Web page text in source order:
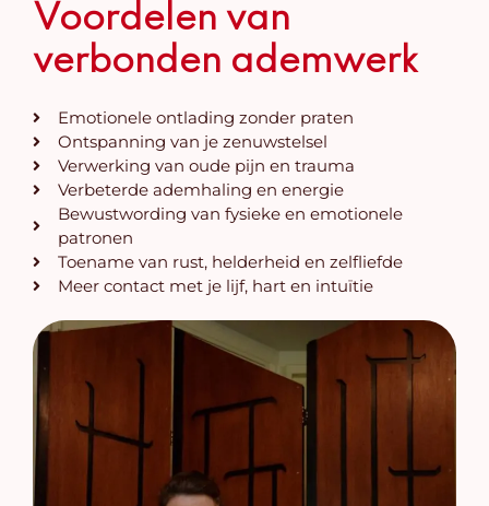
Voordelen van
verbonden ademwerk
Emotionele ontlading zonder praten
Ontspanning van je zenuwstelsel
Verwerking van oude pijn en trauma
Verbeterde ademhaling en energie
Bewustwording van fysieke en emotionele
patronen
Toename van rust, helderheid en zelfliefde
Meer contact met je lijf, hart en intuïtie